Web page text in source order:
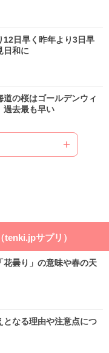
日早く昨年より3日早
和に
の桜はゴールデンウィ
去最も早い
れと雨が交互 晴れると
っと見る
（tenki.jpサプリ）
曇り」の意味や春の天
なる理由や注意点につ